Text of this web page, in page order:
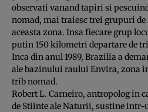
observati vanand tapiri si
nomad, mai traiesc trei grupuri
aceasta zona. Insa fiecare grup
putin 150 kilometri departare de
Inca din anul 1989, Brazilia a
ale bazinului raului Envira, zona
trib nomad.
Robert L. Carneiro, antropolog in
de Stiinte ale Naturii, sustine